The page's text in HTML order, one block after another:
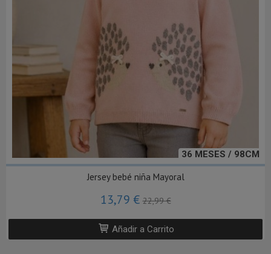
36 MESES / 98CM
Jersey bebé niña Mayoral
13,79 €22,99 €
Añadir a Carrito